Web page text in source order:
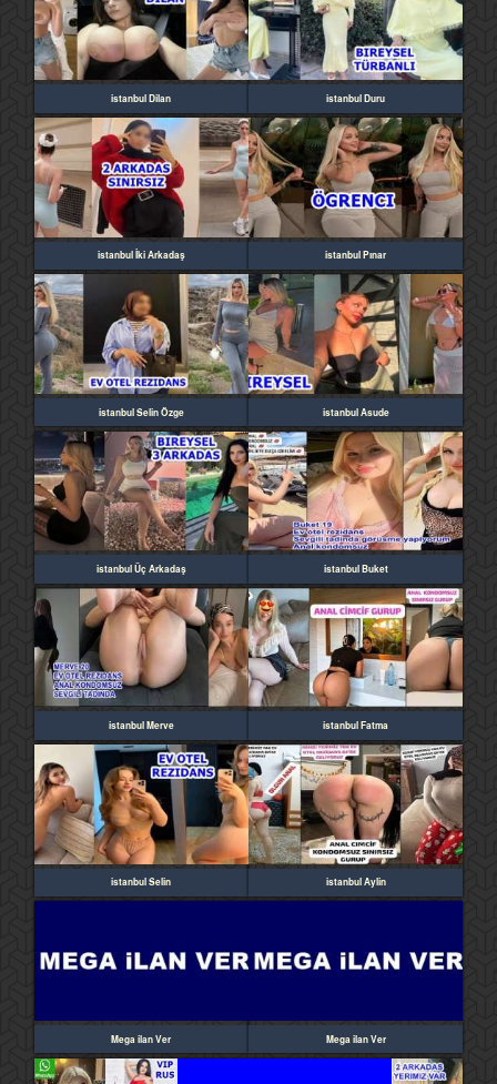
istanbul Dilan istanbul Duru
istanbul İki Arkadaş istanbul Pınar
istanbul Selin Özge istanbul Asude
istanbul Üç Arkadaş istanbul Buket
istanbul Merve istanbul Fatma
istanbul Selin istanbul Aylin
Mega ilan Ver Mega ilan Ver